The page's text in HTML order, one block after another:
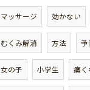
マッサージ 効かない
むくみ解消 方法 予
女の子 小学生 痛く